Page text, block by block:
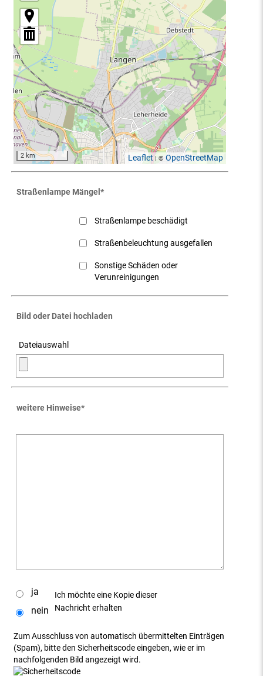
2 km Leaflet| © OpenStreetMap
Straßenlampe Mängel*
Straßenlampe beschädigt
Straßenbeleuchtung ausgefallen
Sonstige Schäden oder
Verunreinigungen
Bild oder Datei hochladen
Dateiauswahl
weitere Hinweise*
Ich möchte eine Kopie dieser
Nachricht erhalten
ja
nein
Zum Ausschluss von automatisch übermittelten Einträgen
(Spam), bitte den Sicherheitscode eingeben, wie er im
nachfolgenden Bild angezeigt wird.